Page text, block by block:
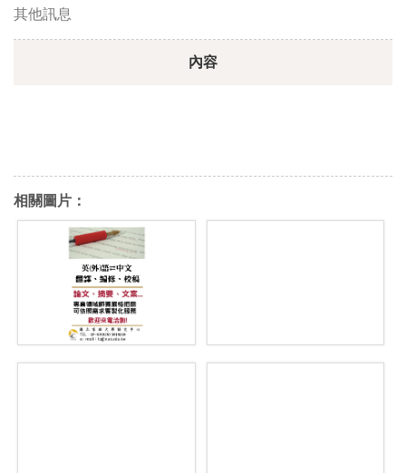
其他訊息
內容
相關圖片：